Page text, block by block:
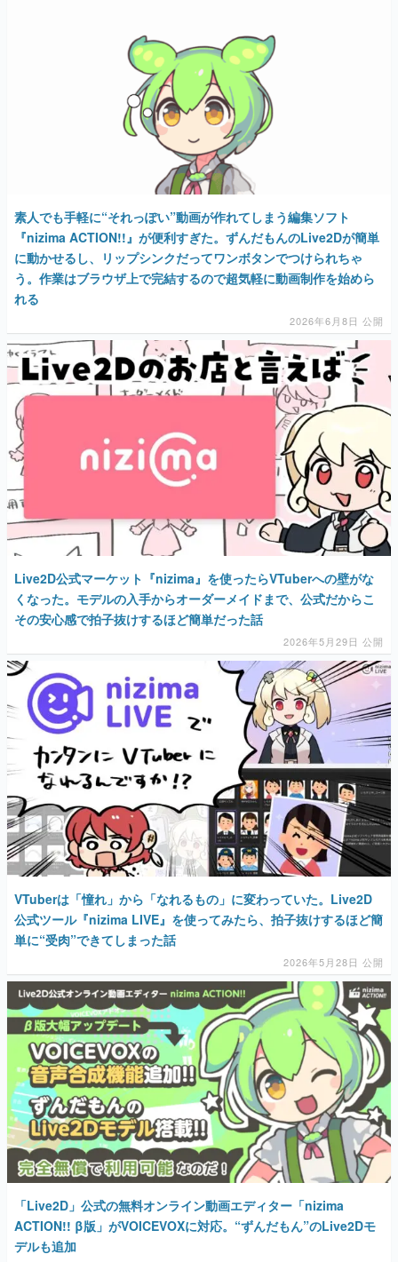
素人でも手軽に“それっぽい”動画が作れてしまう編集ソフト
『nizima ACTION!!』が便利すぎた。ずんだもんのLive2Dが簡単
に動かせるし、リップシンクだってワンボタンでつけられちゃ
う。作業はブラウザ上で完結するので超気軽に動画制作を始めら
れる
2026年6月8日 公開
Live2D公式マーケット『nizima』を使ったらVTuberへの壁がな
くなった。モデルの入手からオーダーメイドまで、公式だからこ
その安心感で拍子抜けするほど簡単だった話
2026年5月29日 公開
VTuberは「憧れ」から「なれるもの」に変わっていた。Live2D
公式ツール『nizima LIVE』を使ってみたら、拍子抜けするほど簡
単に“受肉”できてしまった話
2026年5月28日 公開
「Live2D」公式の無料オンライン動画エディター「nizima
ACTION!! β版」がVOICEVOXに対応。“ずんだもん”のLive2Dモ
デルも追加